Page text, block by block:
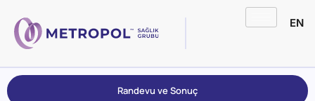
EN
Randevu ve Sonuç